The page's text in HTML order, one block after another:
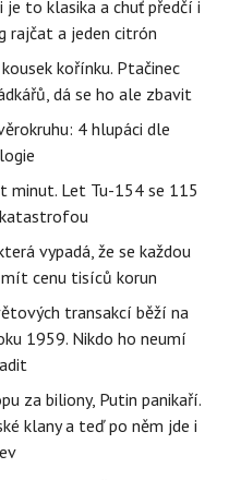
to klasika a chuť předčí i
rajčat a jeden citrón
kořínku. Ptačinec
dá se ho ale zbavit
4 hlupáci dle
minut. Let Tu-154 se 115
vypadá, že se každou
cenu tisíců korun
transakcí běží na
1959. Nikdo ho neumí
za biliony, Putin panikaří.
klany a teď po něm jde i